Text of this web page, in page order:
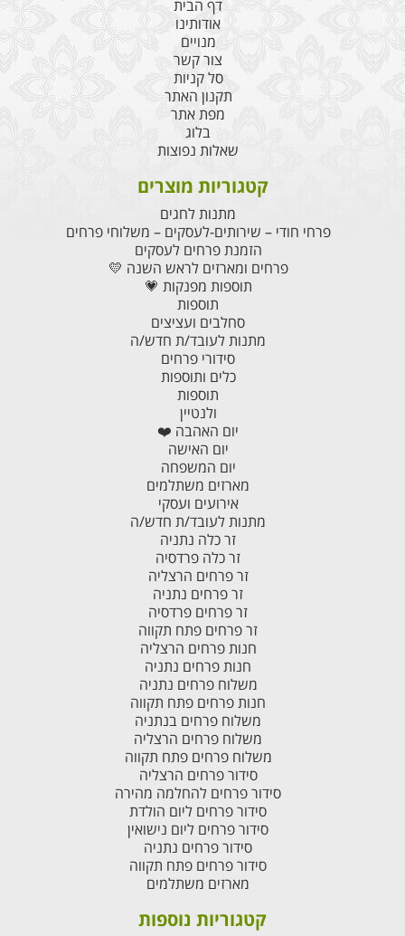
דף הבית
אודותינו
מנויים
צור קשר
סל קניות
תקנון האתר
מפת אתר
בלוג
שאלות נפוצות
קטגוריות מוצרים
מתנות לחגים
פרחי חודי – שירותים-לעסקים – משלוחי פרחים
הזמנת פרחים לעסקים
פרחים ומארזים לראש השנה 💛
תוספות מפנקות 💗
תוספות
סחלבים ועציצים
מתנות לעובד/ת חדש/ה
סידורי פרחים
כלים ותוספות
תוספות
ולנטיין
יום האהבה ❤️
יום האישה
יום המשפחה
מארזים משתלמים
אירועים ועסקי
מתנות לעובד/ת חדש/ה
זר כלה נתניה
זר כלה פרדסיה
זר פרחים הרצליה
זר פרחים נתניה
זר פרחים פרדסיה
זר פרחים פתח תקווה
חנות פרחים הרצליה
חנות פרחים נתניה
משלוח פרחים נתניה
חנות פרחים פתח תקווה
משלוח פרחים בנתניה
משלוח פרחים הרצליה
משלוח פרחים פתח תקווה
סידור פרחים הרצליה
סידור פרחים להחלמה מהירה
סידור פרחים ליום הולדת
סידור פרחים ליום נישואין
סידור פרחים נתניה
סידור פרחים פתח תקווה
מארזים משתלמים
קטגוריות נוספות